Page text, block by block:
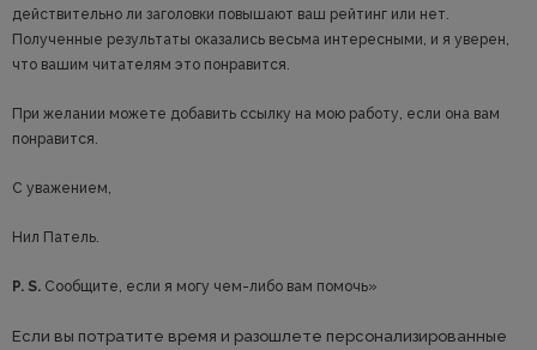
действительно ли заголовки повышают ваш рейтинг или нет.
Полученные результаты оказались весьма интересными, и я уверен,
что вашим читателям это понравится.
При желании можете добавить ссылку на мою работу, если она вам
понравится.
С уважением,
Нил Патель.
P. S. Сообщите, если я могу чем-либо вам помочь»
Если вы потратите время и разошлете персонализированные